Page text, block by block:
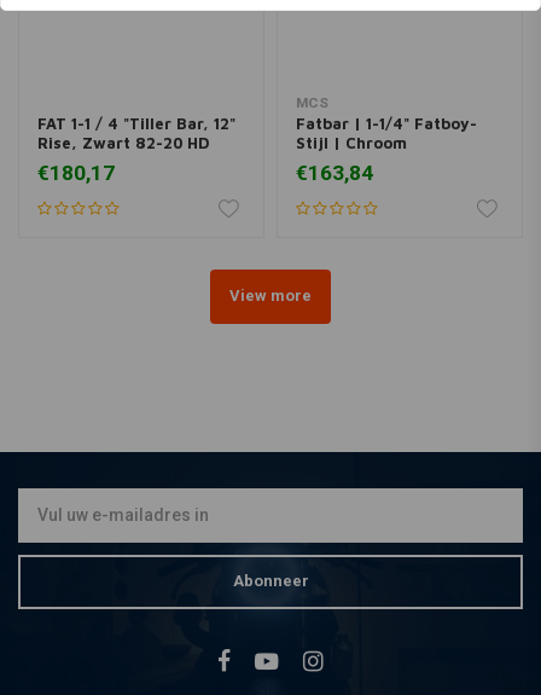
FAT 1-1 / 4 "Tiller Bar, 12"
Rise, Zwart 82-20 HD
€180,17
MCS
Fatbar | 1-1/4" Fatboy-
Stijl | Chroom
€163,84
View more
Abonneer